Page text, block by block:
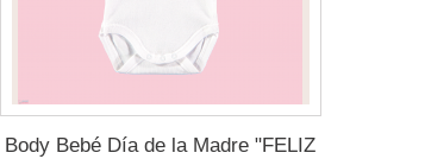
Body Bebé Día de la Madre "FELIZ